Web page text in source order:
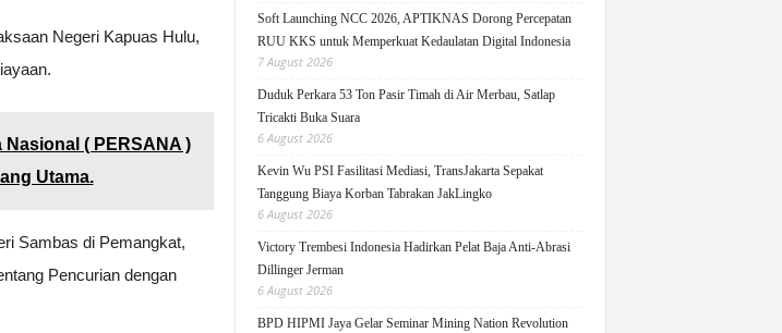
Negeri Kapuas Hulu,
( PERSANA )
Utama.
Sambas di Pemangkat,
Pencurian dengan
Soft Launching NCC 2026, APTIKNAS Dorong Percepatan
RUU KKS untuk Memperkuat Kedaulatan Digital Indonesia
7 August 2026
Duduk Perkara 53 Ton Pasir Timah di Air Merbau, Satlap
Tricakti Buka Suara
6 August 2026
Kevin Wu PSI Fasilitasi Mediasi, TransJakarta Sepakat
Tanggung Biaya Korban Tabrakan JakLingko
6 August 2026
Victory Trembesi Indonesia Hadirkan Pelat Baja Anti-Abrasi
Dillinger Jerman
6 August 2026
BPD HIPMI Jaya Gelar Seminar Mining Nation Revolution